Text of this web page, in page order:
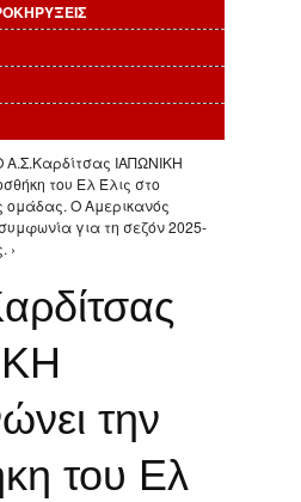
Α.Σ.Καρδίτσας ΙΑΠΩΝΙΚΗ
του Ελ Έλις στο
ομάδας. Ο Αμερικανός
για τη σεζόν 2025-
›
την
του Ελ